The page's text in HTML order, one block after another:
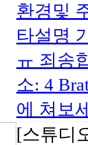
환경및
타설명
ㅠ 죄송
소: 4
에 쳐보
[스튜디